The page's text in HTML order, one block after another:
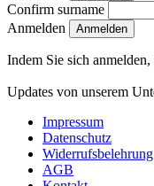
Confirm surname
Anmelden
Indem Sie sich
Updates von unserem
Impressum
Datenschutz
Widerrufsbelehrung
AGB